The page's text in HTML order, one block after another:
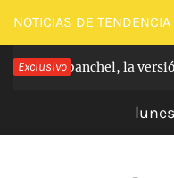
Saltar
al
contenido
NOTICIAS DE TENDENCIA
Exclusivo
de Carabanchel, la